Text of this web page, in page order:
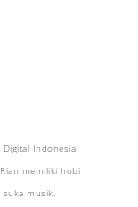
Digital Indonesia
memiliki hobi
musik.